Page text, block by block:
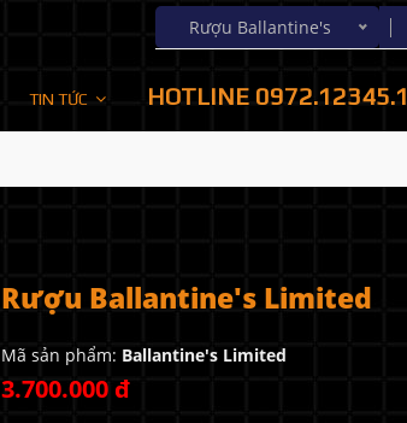
Rượu Ballantine's
TIN TỨC HOTLINE 0972.12345.1
Rượu Ballantine's Limited
Mã sản phẩm: Ballantine's Limited
3.700.000 đ